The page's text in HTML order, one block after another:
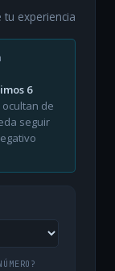
tu experiencia
6
de
seguir